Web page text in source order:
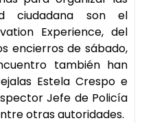
ciudadana son el
Experience, del
encierros de sábado,
también han
Estela Crespo e
Jefe de Policía
otras autoridades.